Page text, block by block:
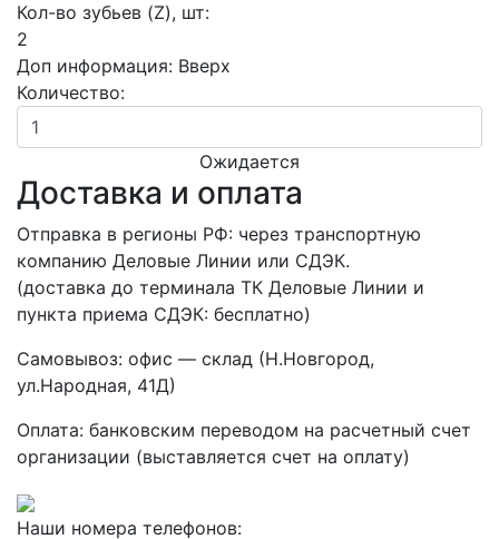
Кол-во зубьев (Z), шт:
2
Доп информация: Вверх
Количество:
Ожидается
Доставка и оплата
Отправка в регионы РФ: через транспортную
компанию Деловые Линии или СДЭК.
(доставка до терминала ТК Деловые Линии и
пункта приема СДЭК: бесплатно)
Самовывоз: офис — склад (Н.Новгород,
ул.Народная, 41Д)
Оплата: банковским переводом на расчетный счет
организации (выставляется счет на оплату)
Наши номера телефонов: